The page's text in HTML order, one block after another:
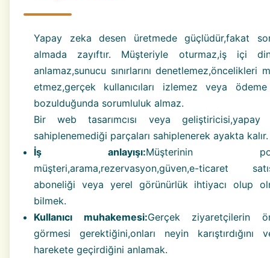
Yapay zeka desen üretmede güçlüdür,fakat
almada zayıftır. Müşteriyle oturmaz,iş içi
anlamaz,sunucu sınırlarını denetlemez,öncelikleri
etmez,gerçek kullanıcıları izlemez veya ödeme
bozulduğunda sorumluluk almaz.
Bir web tasarımcısı veya geliştiricisi,yapay
sahiplenemediği parçaları sahiplenerek ayakta kalır.
İş anlayışı:Müşterinin
müşteri,arama,rezervasyon,güven,e-ticaret
aboneliği veya yerel görünürlük ihtiyacı olup
bilmek.
Kullanıcı muhakemesi:Gerçek ziyaretçilerin
görmesi gerektiğini,onları neyin karıştırdığını
harekete geçirdiğini anlamak.